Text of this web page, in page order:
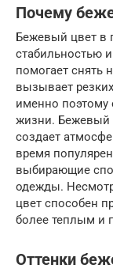
Почему
Бежевый цвет в
стабильностью
помогает снять
вызывает
именно поэтому
жизни. Бежевый
создает
время
выбирающие
одежды.
цвет способен
более теплым и
Оттенки